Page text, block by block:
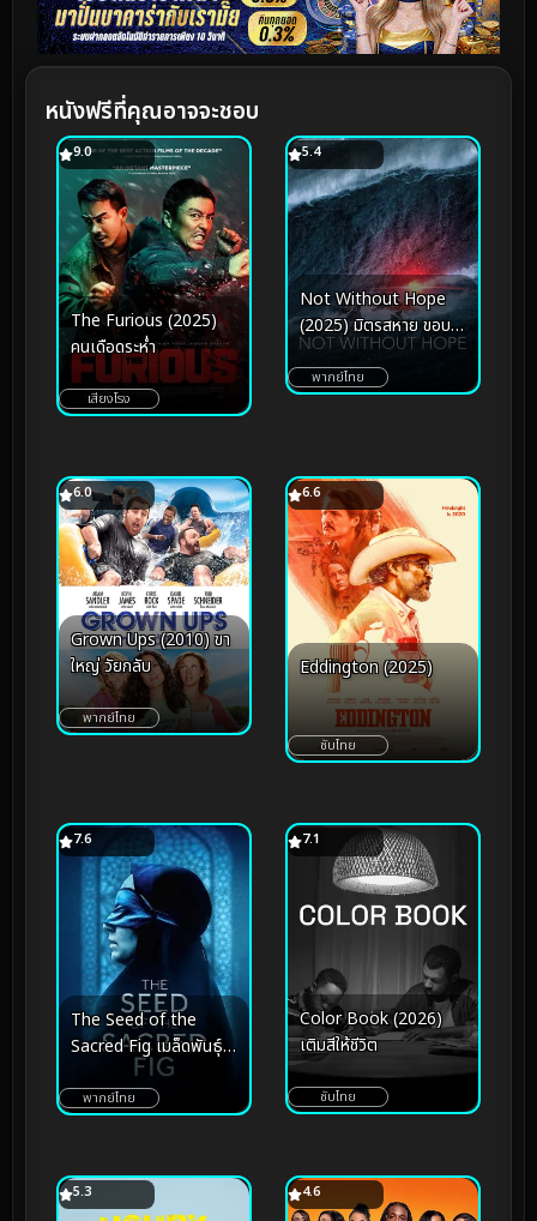
หนังฟรีที่คุณอาจจะชอบ
9.0
The Furious (2025)
คนเดือดระห่ำ
เสียงโรง
5.4
Not Without Hope
(2025) มิตรสหาย ขอบ
ฟ้า ความหวัง
พากย์ไทย
6.0
Grown Ups (2010) ขา
ใหญ่ วัยกลับ
พากย์ไทย
6.6
Eddington (2025)
ซับไทย
7.6
The Seed of the
Sacred Fig เมล็ดพันธุ์
คนดีย์ (2024)
พากย์ไทย
7.1
Color Book (2026)
เติมสีให้ชีวิต
ซับไทย
5.3 4.6